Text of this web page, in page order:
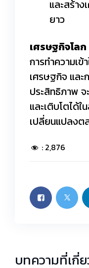
และสร้าง
ยาว
เศรษฐกิจโลก
การทำความเ
เศรษฐกิจ แล
ประสิทธิภาพ จ
และเติบโตได้
เปลี่ยนแปลงต
: 2,876
บทความที่เกี่